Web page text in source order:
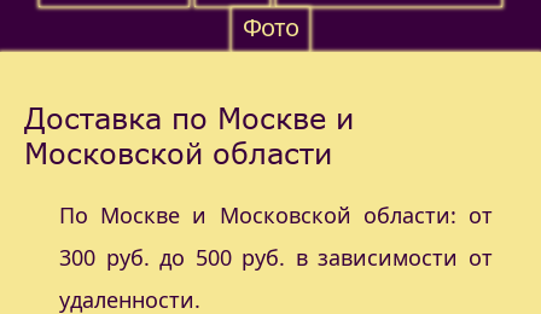
Фото
Доставка по Москве и
Московской области
По Москве и Московской области: от
300 руб. до 500 руб. в зависимости от
удаленности.